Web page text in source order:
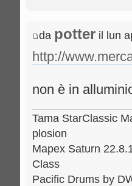
da potter il lun
http://
non è in
Tama StarClassic
plosion
Mapex Saturn
Class
Pacific Drums by